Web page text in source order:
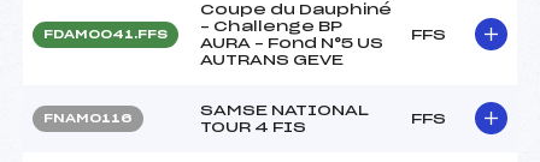
FDAM0041.FFS
Coupe du Dauphiné
– Challenge BP
AURA – Fond N°5 US
AUTRANS GEVE
FFS
FNAM0116
SAMSE NATIONAL
TOUR 4 FIS
FFS